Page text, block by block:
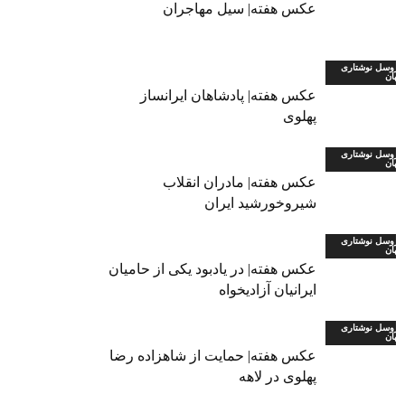
عکس هفته| سیل مهاجران
کاروسل نوشتاری
کیهان
عکس هفته| پادشاهان ایرانساز
پهلوی
کاروسل نوشتاری
کیهان
عکس هفته| مادران انقلاب
شیروخورشید ایران
کاروسل نوشتاری
کیهان
عکس هفته| در یادبود یکی از حامیان
ایرانیان آزادیخواه
کاروسل نوشتاری
کیهان
عکس هفته| حمایت از شاهزاده رضا
پهلوی در لاهه